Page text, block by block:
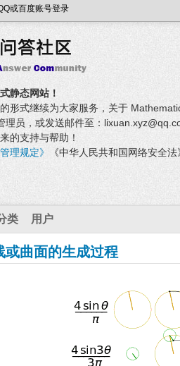
或百度账号登录
静态网站！
形式继续为大家服务，关于
理员，或发送邮件至：
的支持与帮助！
理规定》 《中华人民共和国网络安全
类 用户
或曲面的生成过程